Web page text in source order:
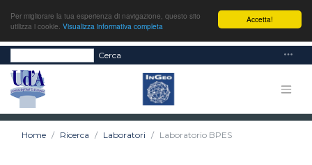
Accetta!
Per migliorare la tua esperienza di navigazione, questo sito
utilizza i cookie. Visualizza informativa completa
Cerca
Home Ricerca Laboratori Laboratorio BPES